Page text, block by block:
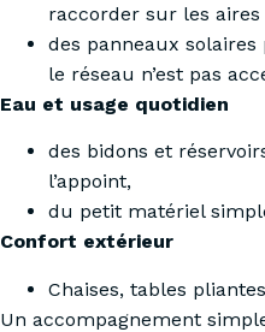
raccorder sur les
des panneaux
le réseau n’est pas
Eau et usage quotidien
des bidons et
l’appoint,
du petit matériel
Confort extérieur
Chaises, tables
Un accompagnement